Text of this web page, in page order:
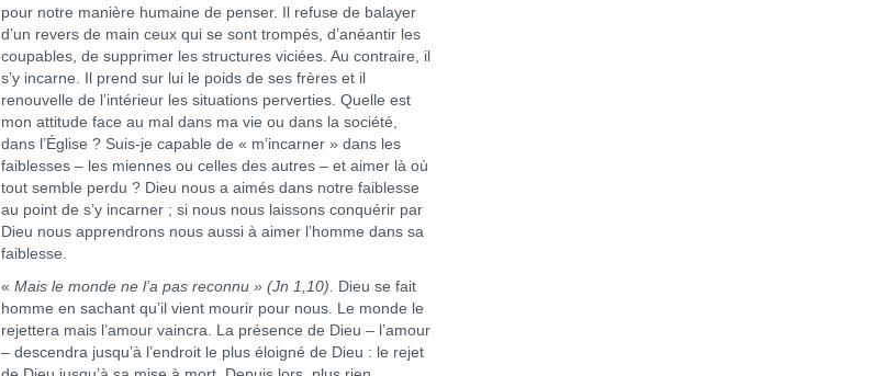
pour notre manière humaine de penser. Il refuse de balayer
d’un revers de main ceux qui se sont trompés, d’anéantir les
coupables, de supprimer les structures viciées. Au contraire, il
s’y incarne. Il prend sur lui le poids de ses frères et il
renouvelle de l’intérieur les situations perverties. Quelle est
mon attitude face au mal dans ma vie ou dans la société,
dans l’Église ? Suis-je capable de « m’incarner » dans les
faiblesses – les miennes ou celles des autres – et aimer là où
tout semble perdu ? Dieu nous a aimés dans notre faiblesse
au point de s’y incarner ; si nous nous laissons conquérir par
Dieu nous apprendrons nous aussi à aimer l’homme dans sa
faiblesse.
« Mais le monde ne l’a pas reconnu »(Jn 1,10). Dieu se fait
homme en sachant qu’il vient mourir pour nous. Le monde le
rejettera mais l’amour vaincra. La présence de Dieu – l’amour
– descendra jusqu’à l’endroit le plus éloigné de Dieu : le rejet